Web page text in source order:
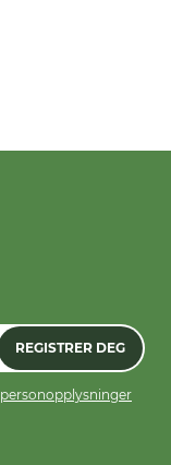
REGISTRER DEG
personopplysninger